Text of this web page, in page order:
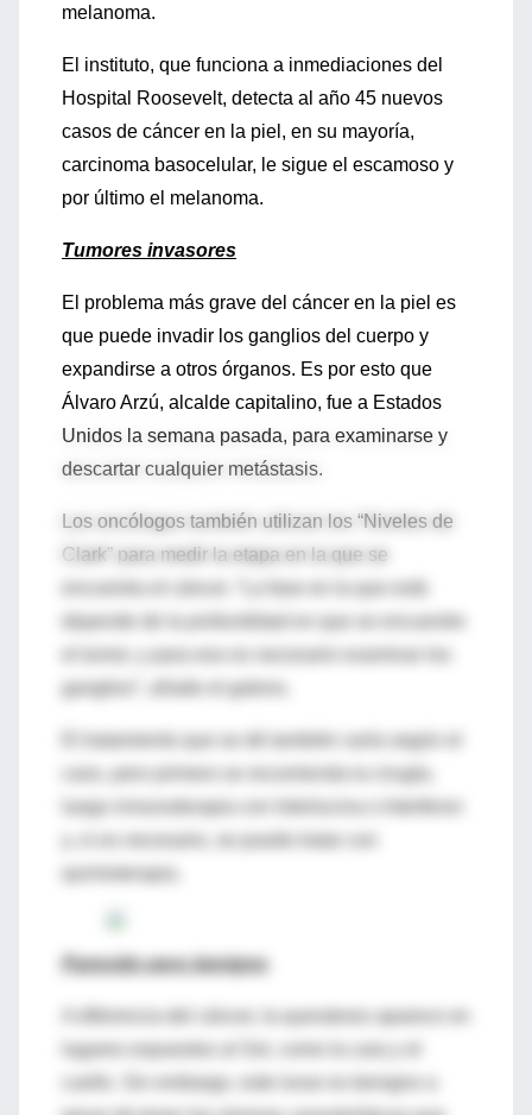
melanoma.
El instituto, que funciona a inmediaciones del
Hospital Roosevelt, detecta al año 45 nuevos
casos de cáncer en la piel, en su mayoría,
carcinoma basocelular, le sigue el escamoso y
por último el melanoma.
Tumores invasores
El problema más grave del cáncer en la piel es
que puede invadir los ganglios del cuerpo y
expandirse a otros órganos. Es por esto que
Álvaro Arzú, alcalde capitalino, fue a Estados
Unidos la semana pasada, para examinarse y
descartar cualquier metástasis.
Los oncólogos también utilizan los “Niveles de
Clark” para medir la etapa en la que se
depende de la profundidad en que se encuentre
ganglios”, añade el galeno.
El tratamiento que se dé también varía según el
caso, pero primero se recomienda la cirugía,
luego inmunoterapia con Interlucina o Interferon
quimioterapia.
Parecido pero benigno
A diferencia del cáncer, la queratosis aparece en
lugares expuestos al Sol, como la cara y el
cuello. Sin embargo, este lunar es benigno a